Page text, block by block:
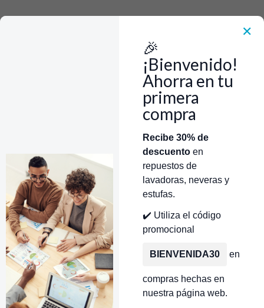
✕
🎉
¡Bienvenido!
Ahorra en tu
primera
compra
Recibe 30% de
descuentoen
repuestos de
lavadoras, neveras y
estufas.
✔️ Utiliza el código
promocional
BIENVENIDA30 en
compras hechas en
nuestra página web.
TiendaTécnicos Autorizados
Donde encontrar modelo? Servicios de Reparación
ESPREA CAPOTE 1/8 X CR450519